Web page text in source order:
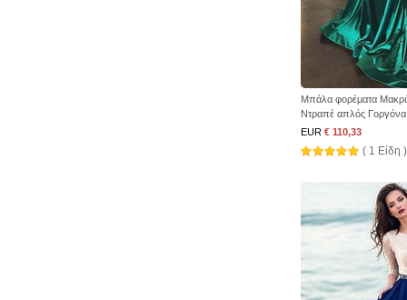
Μπάλα φορέματα
Ντραπέ απλός Γοργόνα
EUR € 110,33
( 1 Είδη )